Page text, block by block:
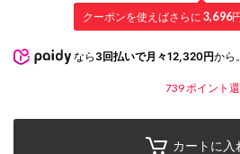
クーポンを使えばさらに 3,696
なら 3回払いで月々12,320円から
739 ポイント
カートに入